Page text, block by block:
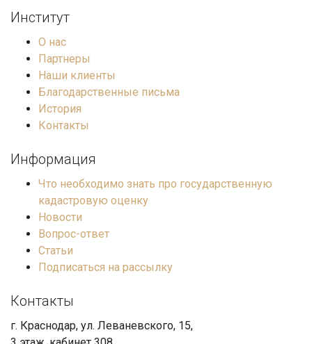
Институт
О нас
Партнеры
Наши клиенты
Благодарственные письма
История
Контакты
Информация
Что необходимо знать про государственную
кадастровую оценку
Новости
Вопрос-ответ
Статьи
Подписаться на рассылку
Контакты
г. Краснодар, ул. Леваневского, 15,